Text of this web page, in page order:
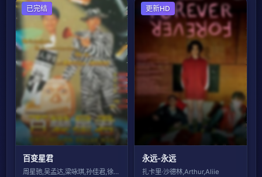
喜剧片
已完结
百变星君
周星驰,吴孟达,梁咏琪,孙佳君,徐锦江,
剧情片
更新HD
永远-永远
扎卡里·沙德林,Arthur,Aliie